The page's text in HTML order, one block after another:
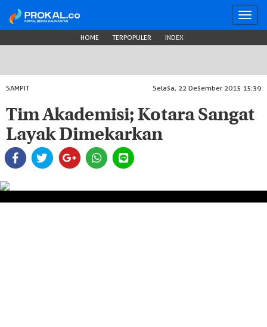
HOME TERPOPULER INDEX
SAMPIT Selasa, 22 Desember 2015 15:39
Tim Akademisi; Kotara Sangat
Layak Dimekarkan